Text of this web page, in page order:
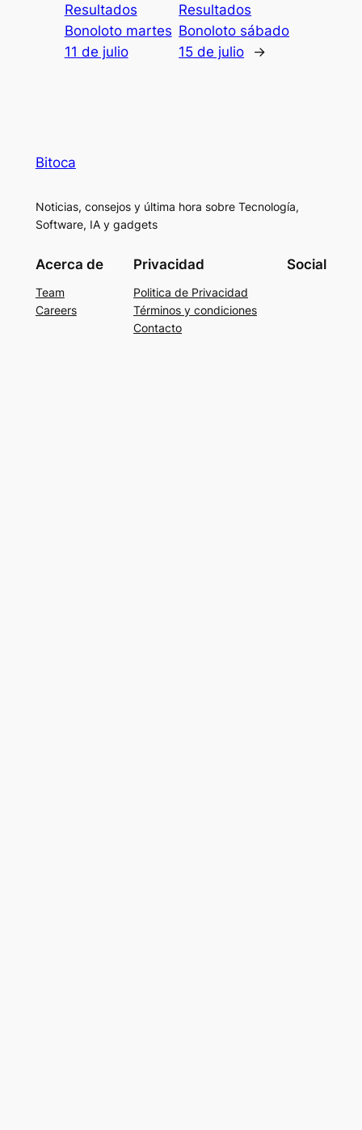
Resultados
Bonoloto martes
11 de julio
Resultados
Bonoloto sábado
15 de julio
→
Bitoca
Noticias, consejos y última hora sobre Tecnología,
Software, IA y gadgets
Acerca de
Team
Careers
Privacidad
Politica de Privacidad
Términos y condiciones
Contacto
Social